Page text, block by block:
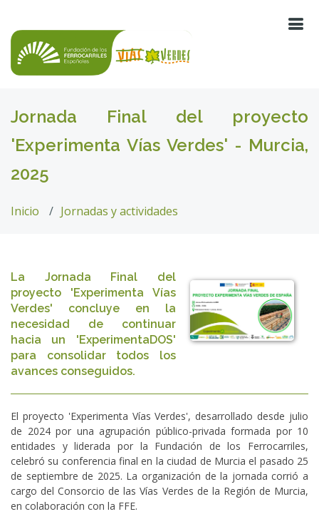
Jornada Final del proyecto
'Experimenta Vías Verdes' - Murcia,
2025
Inicio Jornadas y actividades
La Jornada Final del
proyecto 'Experimenta Vías
Verdes' concluye en la
necesidad de continuar
hacia un 'ExperimentaDOS'
para consolidar todos los
avances conseguidos.
El proyecto 'Experimenta Vías Verdes', desarrollado desde julio
de 2024 por una agrupación público-privada formada por 10
entidades y liderada por la Fundación de los Ferrocarriles,
celebró su conferencia final en la ciudad de Murcia el pasado 25
de septiembre de 2025. La organización de la jornada corrió a
cargo del Consorcio de las Vías Verdes de la Región de Murcia,
en colaboración con la FFE.